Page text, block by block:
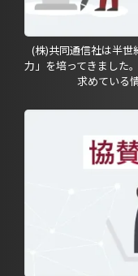
(株)共同通信社は半世
力」を培ってきました
求めている